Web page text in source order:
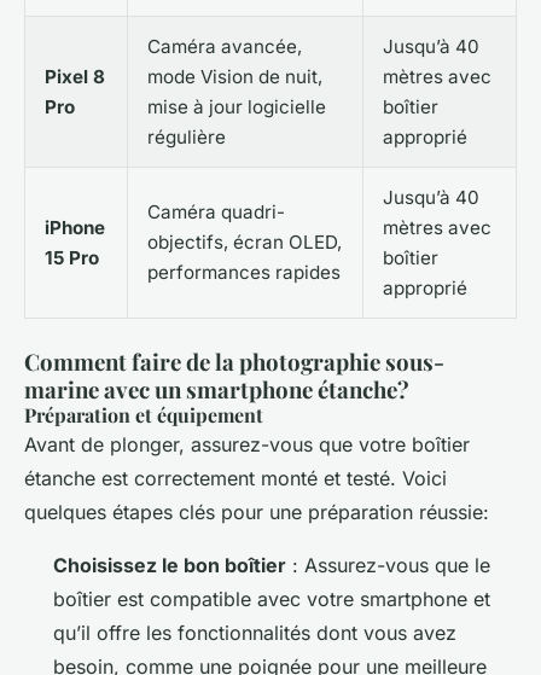
Pixel 8
Pro
Caméra avancée,
mode Vision de nuit,
mise à jour logicielle
régulière
Jusqu’à 40
mètres avec
boîtier
approprié
iPhone
15 Pro
Caméra quadri-
objectifs, écran OLED,
performances rapides
Jusqu’à 40
mètres avec
boîtier
approprié
Comment faire de la photographie sous-
marine avec un smartphone étanche?
Préparation et équipement
Avant de plonger, assurez-vous que votre boîtier
étanche est correctement monté et testé. Voici
quelques étapes clés pour une préparation réussie:
Choisissez le bon boîtier : Assurez-vous que le
boîtier est compatible avec votre smartphone et
qu’il offre les fonctionnalités dont vous avez
besoin, comme une poignée pour une meilleure